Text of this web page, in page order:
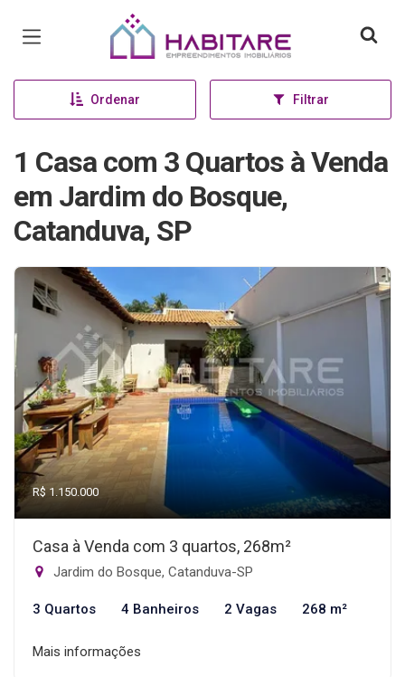
Página inicial
Ordenar Filtrar
1 Casa com 3 Quartos à Venda
em Jardim do Bosque,
Catanduva, SP
R$ 1.150.000
Casa à Venda com 3 quartos, 268m²
Jardim do Bosque, Catanduva-SP
3 Quartos 4 Banheiros 2 Vagas 268 m²
Mais informações